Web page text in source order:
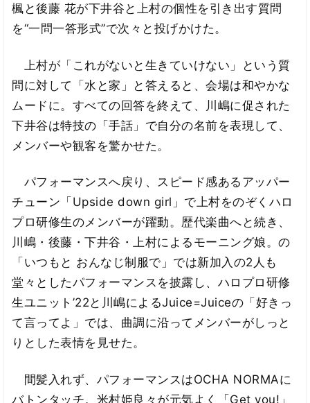
楓と後藤 花が下井谷と上村の個性を引き出す質問
を“一問一答形式”で次々と投げかけた。
上村が「これがないと生きていけない」という質
問に対して「水と家」と答えると、会場は和やかな
ムードに。すべての回答を終えて、川嶋に促された
下井谷は特技の「手話」で自分の名前を表現して、
メンバーや観客を驚かせた。
パフォーマンスへ戻り、スピード感あるアッパー
チューン「Upside down girl」で上村をのぞくハロ
プロ研修生のメンバーが躍動。歴代楽曲へと続き、
川嶋・後藤・下井谷・上村によるモーニング娘。の
「いつもと おんなじ制服で」では新加入の2人も
堂々としたパフォーマンスを披露し、ハロプロ研修
生ユニット’22と川嶋によるJuice=Juiceの「好きっ
て言ってよ」では、曲調に沿ってメンバーがしっと
りとした表情を見せた。
間髪入れず、パフォーマンスはOCHA NORMAに
バトンタッチ。米村姫良々が元気よく「Get you!」